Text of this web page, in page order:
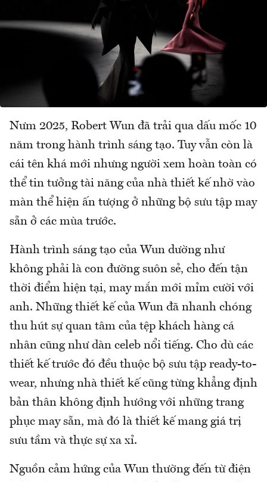
Nưm 2025, Robert Wun đã trải qua dấu mốc 10
năm trong hành trình sáng tạo. Tuy vẫn còn là
cái tên khá mới nhưng người xem hoàn toàn có
thể tin tưởng tài năng của nhà thiết kế nhờ vào
màn thể hiện ấn tượng ở những bộ sưu tập may
sẵn ở các mùa trước.
Hành trình sáng tạo của Wun dường như
không phải là con đường suôn sẻ, cho đến tận
thời điểm hiện tại, may mắn mới mỉm cười với
anh. Những thiết kế của Wun đã nhanh chóng
thu hút sự quan tâm của tệp khách hàng cá
nhân cũng như dàn celeb nổi tiếng. Cho dù các
thiết kế trước đó đều thuộc bộ sưu tập ready-to-
wear, nhưng nhà thiết kế cũng từng khẳng định
bản thân không định hướng với những trang
phục may sẵn, mà đó là thiết kế mang giá trị
sưu tầm và thực sự xa xỉ.
Nguồn cảm hứng của Wun thường đến từ điện